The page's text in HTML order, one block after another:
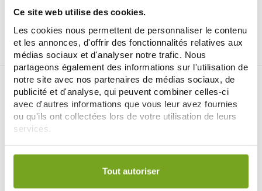
Ce site web utilise des cookies.
Les cookies nous permettent de personnaliser le contenu
et les annonces, d'offrir des fonctionnalités relatives aux
médias sociaux et d'analyser notre trafic. Nous
partageons également des informations sur l'utilisation de
notre site avec nos partenaires de médias sociaux, de
publicité et d'analyse, qui peuvent combiner celles-ci
avec d'autres informations que vous leur avez fournies
ou qu'ils ont collectées lors de votre utilisation de leurs
services.
Votre choix de consentement est conservé pendant une
Tout autoriser
Je souhaite m'inscrire à la newsletter
Facebook Instagram Pinterest Tiktok
BALDY MÉJEAN ONLINE DRUGSTORE
LE SITE DE PARAPHARMACIE EN LIGNE